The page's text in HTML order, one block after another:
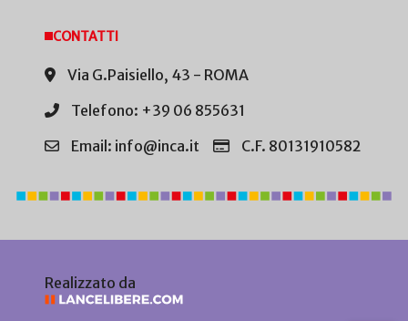
CONTATTI
Via G.Paisiello, 43 - ROMA
Telefono: +39 06 855631
Email: info@inca.it
C.F. 80131910582
Realizzato da